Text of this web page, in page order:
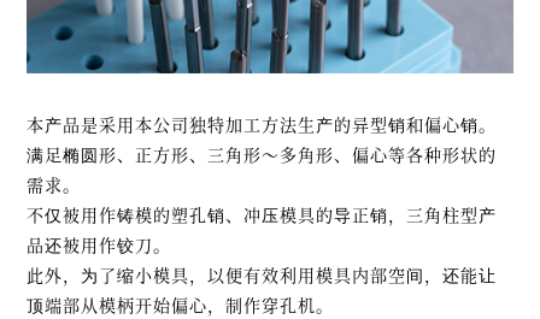
本产品是采用本公司独特加工方法生产的异型销和偏心销。
满足椭圆形、正方形、三角形～多角形、偏心等各种形状的
需求。
不仅被用作铸模的塑孔销、冲压模具的导正销，三角柱型产
品还被用作铰刀。
此外，为了缩小模具，以便有效利用模具内部空间，还能让
顶端部从模柄开始偏心，制作穿孔机。